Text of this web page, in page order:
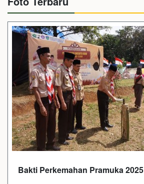
Bakti Perkemahan Pramuka 2025